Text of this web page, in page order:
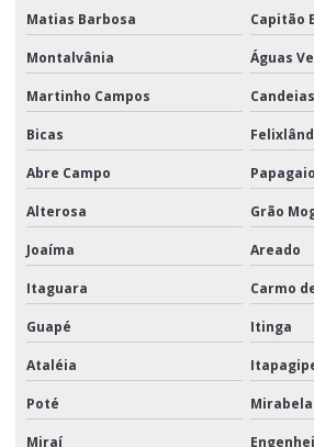
Matias Barbosa Capitão
Montalvânia Águas
Martinho Campos Candeias
Bicas
Abre Campo
Alterosa Grão
Joaíma Areado
Itaguara Carmo
Guapé Itinga
Ataléia
Poté Mirabela
Miraí